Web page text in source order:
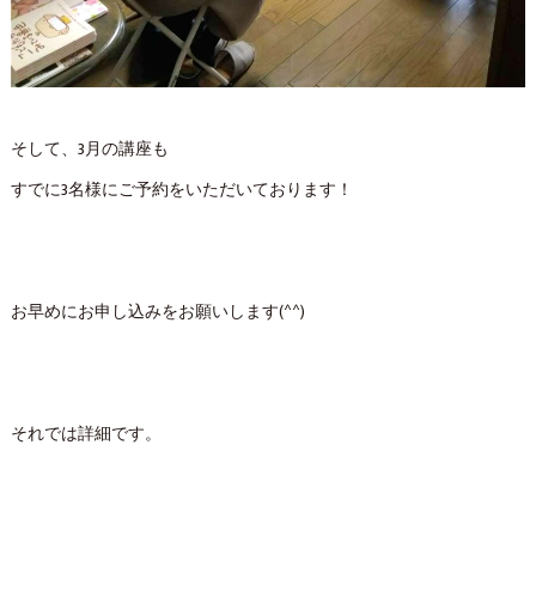
そして、3月の講座も
すでに3名様にご予約をいただいております！
お早めにお申し込みをお願いします(^^)
それでは詳細です。